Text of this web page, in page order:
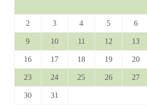
2 3 4 5 6
9 10 11 12 13
16 17 18 19 20
23 24 25 26 27
30 31